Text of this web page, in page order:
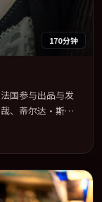
170分钟
国参与出品与发
、蒂尔达·斯文
求统一。定于
年度话题片中口
看。